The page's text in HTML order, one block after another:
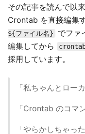
その記事を読んで以
Crontab を直接編集
${ファイル名}
でファ
編集してから
採用しています。
「私ちゃんとロー
「Crontab のコマ
「やらかしちゃっ